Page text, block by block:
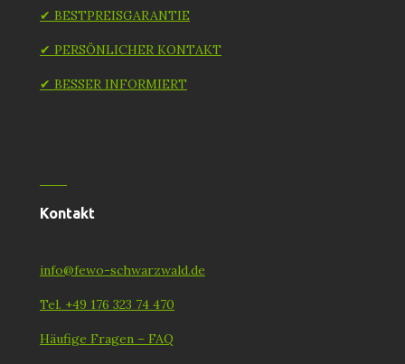
✔ BESTPREISGARANTIE
✔ PERSÖNLICHER KONTAKT
✔ BESSER INFORMIERT
Kontakt
info@fewo-schwarzwald.de
Tel. +49 176 323 74 470
Häufige Fragen – FAQ